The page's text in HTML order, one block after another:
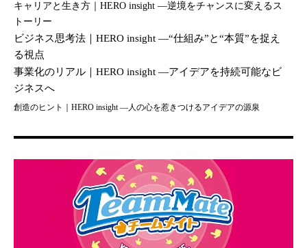
キャリアと生き方｜HERO insight —逆境をチャンスに変えるス
トーリー
ビジネス思考法｜HERO insight —“仕組み”と“本質”を捉え
る視点
事業化のリアル｜HERO insight —アイデアを持続可能なビ
ジネスへ
創造のヒント｜HERO insight —人の心を惹きつけるアイデアの源泉